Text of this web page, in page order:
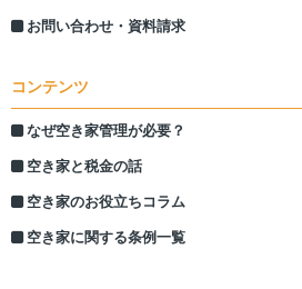
お問い合わせ・資料請求
コンテンツ
なぜ空き家管理が必要？
空き家と税金の話
空き家のお役立ちコラム
空き家に関する条例一覧